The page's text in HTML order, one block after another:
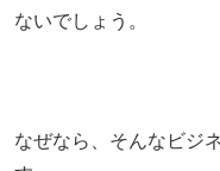
ないでしょう。
なぜなら、そんなビジ